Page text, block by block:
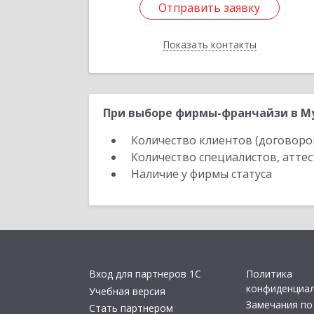
Отправить заявку
Показать контакты
Отправить заявку
Назад
При выборе фирмы-франчайзи в
Количество клиентов
Количество специалистов,
Наличие у фирмы статуса
Вход для партнеров 1С
Учебная версия
Стать партнером
Политика
Замечания по